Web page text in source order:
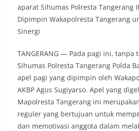
aparat Sihumas Polresta Tangerang
Dipimpin Wakapolresta Tangerang
Sinergi
TANGERANG — Pada pagi ini, tanpa
Sihumas Polresta Tangerang Polda
apel pagi yang dipimpin oleh
AKBP Agus Sugiyarso. Apel yang
Mapolresta Tangerang ini
reguler yang bertujuan untuk
dan memotivasi anggota dalam